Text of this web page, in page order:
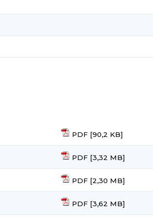
PDF [90,2 KB]
PDF [3,32 MB]
PDF [2,30 MB]
PDF [3,62 MB]